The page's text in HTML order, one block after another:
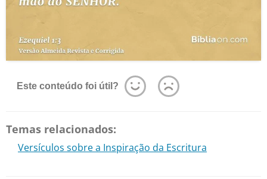
Este conteúdo foi útil?
Temas relacionados:
Versículos sobre a Inspiração da Escritura